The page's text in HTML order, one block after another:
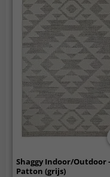
Shaggy Indoor/Outdoor -
Patton (grijs)